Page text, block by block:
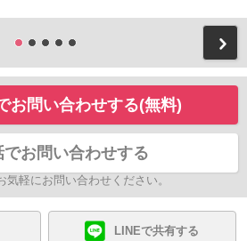
お問い合わせする(無料)
でお問い合わせする
気軽にお問い合わせください。
LINEで共有する